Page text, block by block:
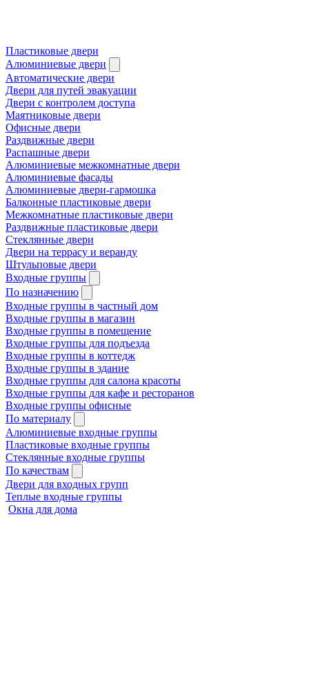
Пластиковые двери
Алюминиевые двери
Автоматические двери
Двери для путей эвакуации
Двери с контролем доступа
Маятниковые двери
Офисные двери
Раздвижные двери
Распашные двери
Алюминиевые межкомнатные двери
Алюминиевые фасады
Алюминиевые двери-гармошка
Балконные пластиковые двери
Межкомнатные пластиковые двери
Раздвижные пластиковые двери
Стеклянные двери
Двери на террасу и веранду
Штульповые двери
Входные группы
По назначению
Входные группы в частный дом
Входные группы в магазин
Входные группы в помещение
Входные группы для подъезда
Входные группы в коттедж
Входные группы в здание
Входные группы для салона красоты
Входные группы для кафе и ресторанов
Входные группы офисные
По материалу
Алюминиевые входные группы
Пластиковые входные группы
Стеклянные входные группы
По качествам
Двери для входных групп
Теплые входные группы
Окна для дома